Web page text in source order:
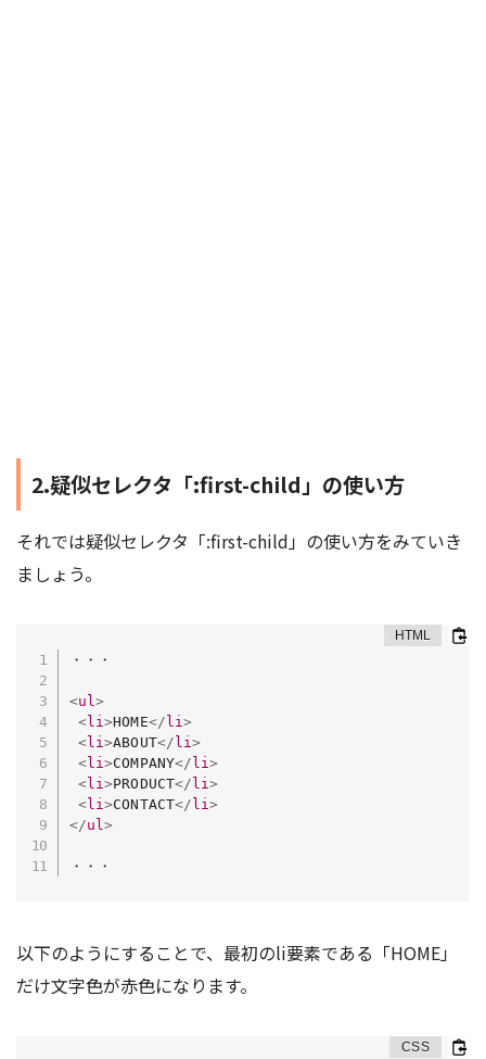
2.疑似セレクタ「:first-child」の使い方
それでは疑似セレクタ「:first-child」の使い方をみていき
ましょう。
・・・
<ul>
<li>HOME</ li>
<li>ABOUT</ li>
<li>COMPANY</ li>
<li>PRODUCT</ li>
<li>CONTACT</ li>
</ul>
・・・
以下のようにすることで、最初のli要素である「HOME」
だけ文字色が赤色になります。